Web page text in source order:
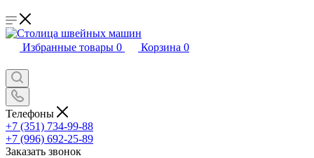
Избранные товары 0 Корзина 0
Телефоны
+7 (351) 734-99-88
+7 (996) 692-25-89
Заказать звонок